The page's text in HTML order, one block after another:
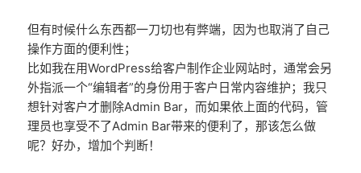
但有时候什么东西都一刀切也有弊端，因为也取消了自己
操作方面的便利性；
比如我在用WordPress给客户制作企业网站时，通常会另
外指派一个“编辑者”的身份用于客户日常内容维护；我只
想针对客户才删除Admin Bar，而如果依上面的代码，管
理员也享受不了Admin Bar带来的便利了，那该怎么做
呢？好办，增加个判断！